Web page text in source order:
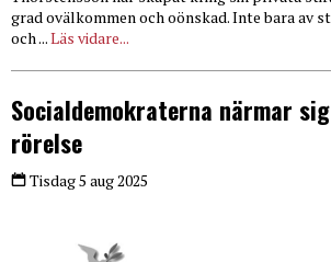
grad ovälkommen och oönskad. Inte bara av
och ...Läs vidare...
Socialdemokraterna närmar
rörelse
Tisdag 5 aug 2025